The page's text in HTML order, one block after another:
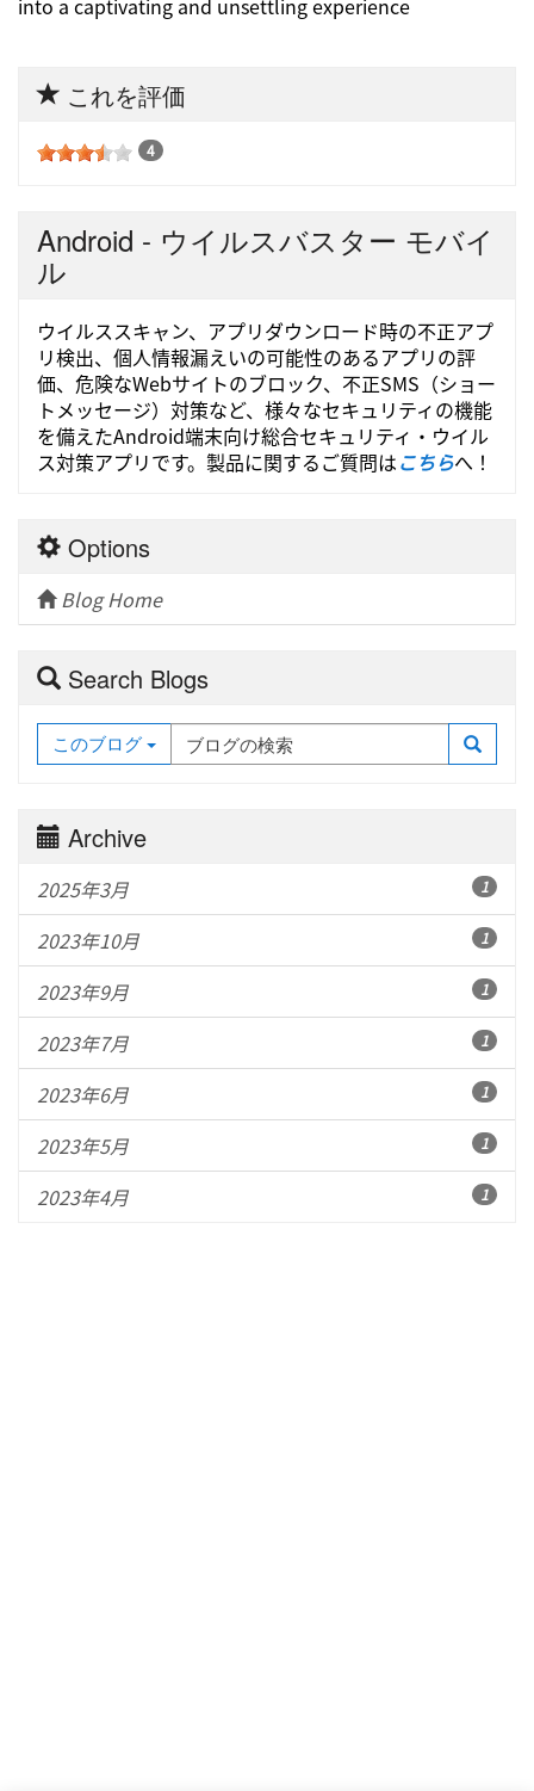
into a captivating and unsettling experience
これを評価
4
Android - ウイルスバスター モバイ
ル
ウイルススキャン、アプリダウンロード時の不正アプ
リ検出、個人情報漏えいの可能性のあるアプリの評
価、危険なWebサイトのブロック、不正SMS（ショー
トメッセージ）対策など、様々なセキュリティの機能
を備えたAndroid端末向け総合セキュリティ・ウイル
ス対策アプリです。製品に関するご質問はこちらへ！
Options
Blog Home
Search Blogs
このブログ
Archive
2025年3月 1
2023年10月 1
2023年9月 1
2023年7月 1
2023年6月 1
2023年5月 1
2023年4月 1